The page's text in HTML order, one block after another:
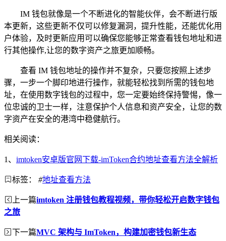
IM 钱包就像是一个不断进化的智能伙伴，会不断进行版
本更新，这些更新不仅可以修复漏洞，提升性能，还能优化用
户体验，及时更新应用可以确保您能够正常查看钱包地址和进
行其他操作,让您的数字资产之旅更加顺畅。
查看 IM 钱包地址的操作并不复杂，只要您按照上述步
骤，一步一个脚印地进行操作，就能轻松找到所需的钱包地
址，在使用数字钱包的过程中，您一定要始终保持警惕，像一
位忠诚的卫士一样，注意保护个人信息和资产安全，让您的数
字资产在安全的港湾中稳健航行。
相关阅读：
1、 imtoken安卓版官网下载-imToken合约地址查看方法全解析
标签： #地址查看方法
上一篇imtoken 注册钱包教程视频，带你轻松开启数字钱包
之旅
下一篇MVC 架构与 ImToken，构建加密钱包新生态